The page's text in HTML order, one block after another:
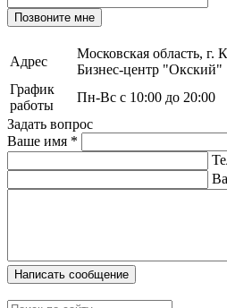
Позвоните мне
Адрес
Московская область, г.
Бизнес-центр "Окский"
График
работы
Пн-Вс с 10:00 до 20:00
Задать вопрос
Ваше имя *
Написать сообщение